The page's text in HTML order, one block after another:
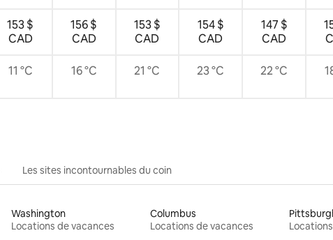
153 $
CAD
156 $
CAD
153 $
CAD
154 $
CAD
147 $
CAD
11 °C 16 °C 21 °C 23 °C 22 °C
Les sites incontournables du coin
Washington
Locations de vacances
Columbus
Locations de vacances